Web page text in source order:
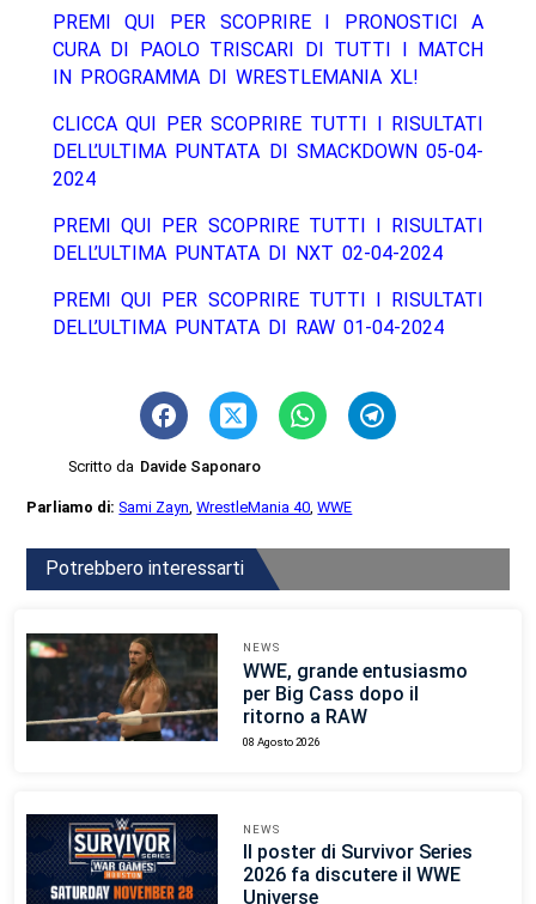
PREMI QUI PER SCOPRIRE I PRONOSTICI A
CURA DI PAOLO TRISCARI DI TUTTI I MATCH
IN PROGRAMMA DI WRESTLEMANIA XL!
CLICCA QUI PER SCOPRIRE TUTTI I RISULTATI
DELL’ULTIMA PUNTATA DI SMACKDOWN 05-04-
2024
PREMI QUI PER SCOPRIRE TUTTI I RISULTATI
DELL’ULTIMA PUNTATA DI NXT 02-04-2024
PREMI QUI PER SCOPRIRE TUTTI I RISULTATI
DELL’ULTIMA PUNTATA DI RAW 01-04-2024
Scritto da Davide Saponaro
Parliamo di:Sami Zayn,WrestleMania 40,WWE
Potrebbero interessarti
NEWS
WWE, grande entusiasmo
per Big Cass dopo il
ritorno a RAW
08 Agosto 2026
NEWS
Il poster di Survivor Series
2026 fa discutere il WWE
Universe